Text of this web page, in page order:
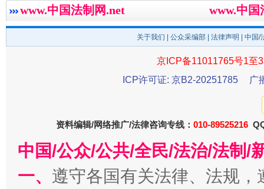
www.中国法制网.net www.中
关于我们 公众采编部 法律声明 | 中国
京ICP备11011765号1至
ICP许可证: 京B2-20251785
广
资料编辑/网络推广/法律咨询专线： 010-89525216
中国/公众/公共/全民/法治/法制/
一、 遵守各国有关法律、法规